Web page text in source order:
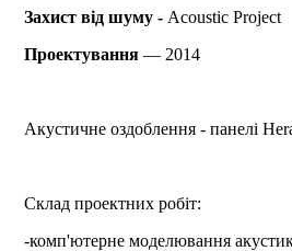
Захист від шуму - Acoustic Project
Проектування — 2014
Акустичне оздоблення - панелі
Склад проектних робіт:
-комп'ютерне моделювання